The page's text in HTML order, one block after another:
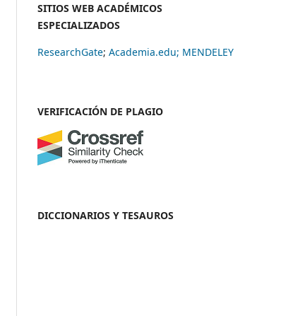
SITIOS WEB ACADÉMICOS
ESPECIALIZADOS
ResearchGate; Academia.edu; MENDELEY
VERIFICACIÓN DE PLAGIO
DICCIONARIOS Y TESAUROS